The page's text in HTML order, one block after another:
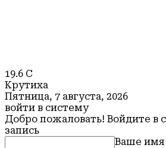
19.6 C
Крутиха
Пятница, 7 августа, 2026
войти в систему
Добро пожаловать! Войдите в
запись
Ваше имя